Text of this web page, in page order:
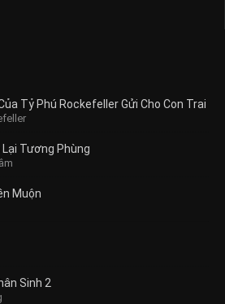
Tỷ Phú Rockefeller Gửi Cho Con Trai
Tương Phùng
Muộn
Sinh 2